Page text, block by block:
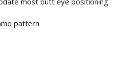
pattern